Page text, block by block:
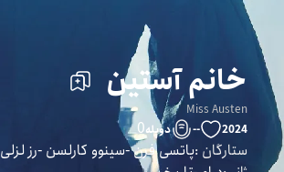
خانم آستین
Miss Austen
2024
-- دوبله0
ستارگان :پاتسی فرن سینوو کارلسن رز لزلی